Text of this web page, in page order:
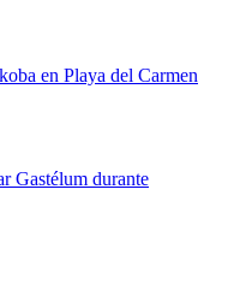
en Playa del Carmen
Gastélum durante